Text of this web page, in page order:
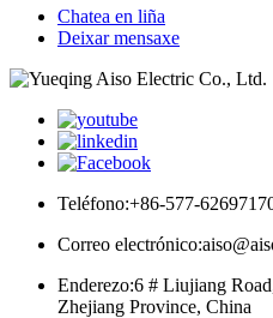
Chatea en liña
Deixar mensaxe
Teléfono:+86-577-
Correo electrónico:
Enderezo:6 # Liujiang
Zhejiang Province, China